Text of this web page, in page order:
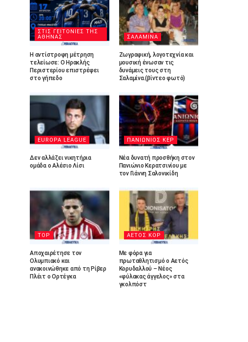
ΣΤΙΣ ΓΕΙΤΟΝΙΕΣ ΤΗΣ
ΑΘΗΝΑΣ
Η αντίστροφη μέτρηση
τελείωσε: Ο Ηρακλής
Περιστερίου επιστρέφει
στο γήπεδο
ΣΑΛΑΜΙΝΑ
Ζωγραφική, λογοτεχνία και
μουσική ένωσαν τις
δυνάμεις τους στη
Σαλαμίνα.(βίντεο φωτό)
EUROPA LEAGUE
Δεν αλλάζει νικητήρια
ομάδα ο Αλέσιο Λίσι
ΠΑΝΙΩΝΙΟΣ ΚΕΡ
Νέα δυνατή προσθήκη στον
Πανιώνιο Κερατσινίου με
τον Γιάννη Σαλονικίδη
TOP
Αποχαιρέτησε τον
Ολυμπιακό και
ανακοινώθηκε από τη Ρίβερ
Πλέιτ ο Ορτέγκα
ΑΕΤΟΣ ΚΟΡ
Με φόρα για
πρωταθλητισμό ο Αετός
Κορυδαλλού – Νέος
«φύλακας άγγελος» στα
γκολπόστ